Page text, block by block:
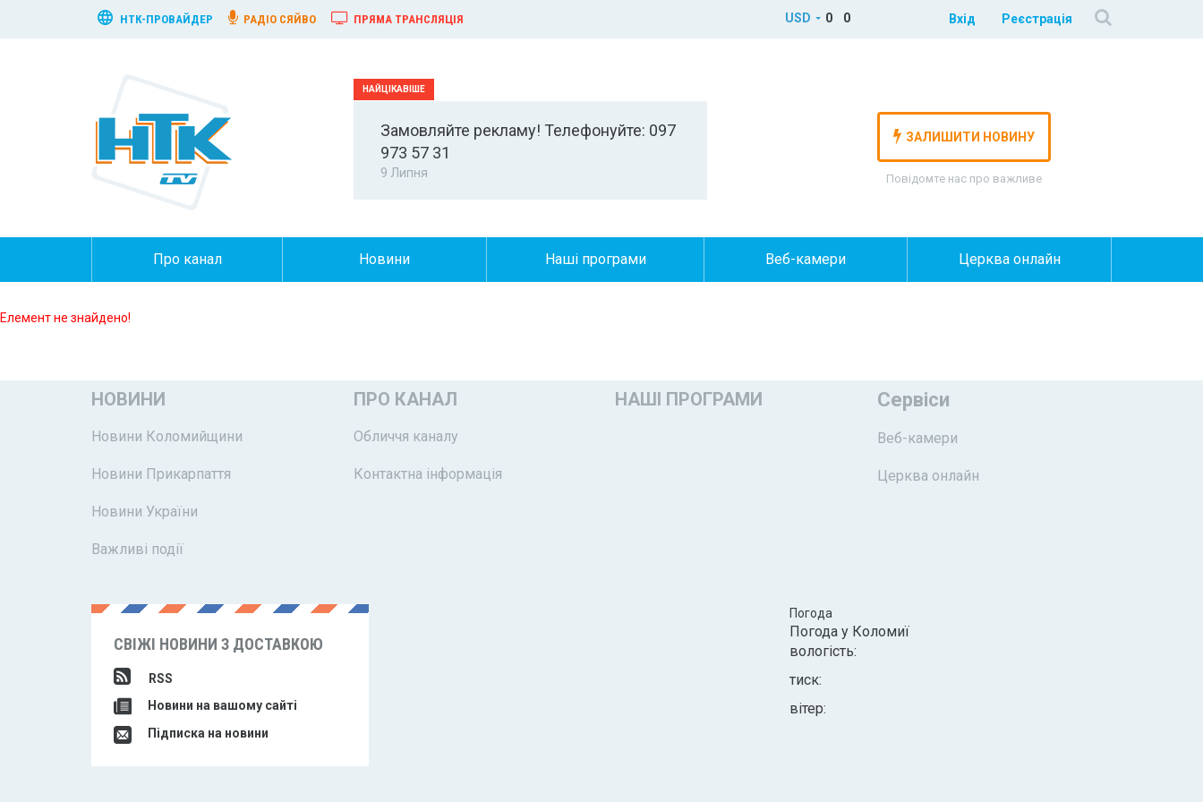
НТК-ПРОВАЙДЕР РАДІО СЯЙВО ПРЯМА ТРАНСЛЯЦІЯ USD 0 0 Вхід Реєстрація
Замовляйте рекламу! Телефонуйте: 097
973 57 31
9 Липня
ЗАЛИШИТИ НОВИНУ
Повідомте нас про важливе
Про канал Новини Наші програми Веб-камери Церква онлайн
Елемент не знайдено!
НОВИНИ
Новини Коломийщини
Новини Прикарпаття
Новини України
Важливі події
ПРО КАНАЛ
Обличчя каналу
Контактна інформація
НАШІ ПРОГРАМИ Сервіси
Веб-камери
Церква онлайн
СВІЖІ НОВИНИ З ДОСТАВКОЮ
RSS
Новини на вашому сайті
Підписка на новини
Погода
Погода у Коломиї
вологість:
тиск:
вітер: